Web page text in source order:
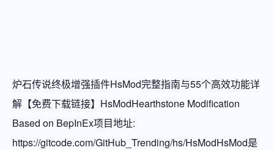
炉石传说终极增强插件HsMod完整指南与55个高效功能详
解【免费下载链接】HsModHearthstone Modification
Based on BepInEx项目地址:
https://gitcode.com/GitHub_Trending/hs/HsModHsMod是